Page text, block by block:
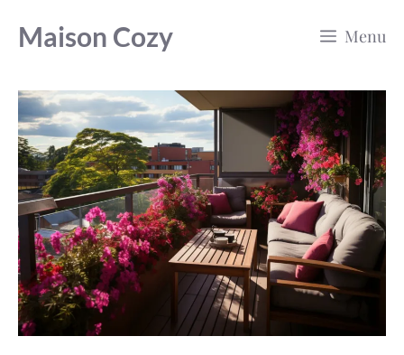
Maison Cozy Menu